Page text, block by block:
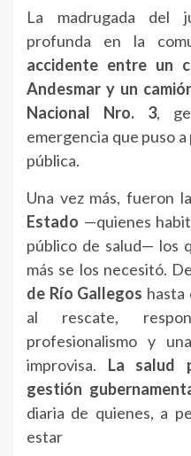
La madrugada del
profunda en la
accidente entre un
Andesmar y un
Nacional Nro. 3,
emergencia que puso
pública.
Una vez más, fueron
Estado —quienes
público de salud— los
más se los necesitó.
de Río Gallegos hasta
al rescate,
profesionalismo y
improvisa. La salud
gestión
diaria de quienes, a
estar